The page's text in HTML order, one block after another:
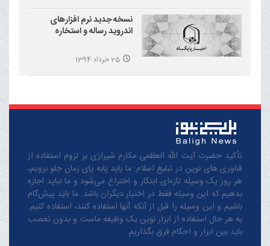
نسخه جدید نرم افزارهای
اندروید رساله و استخاره
25 خرداد 1394
تأکید حضرت آیت الله العظمی مکارم شیرازی بر لزوم استفاده از
فناوری های نوین در تبلیغ اسلام: ما باید پابه پای زمان جلو برویم،
هر روز یک وسیله تازه‌ای ابتکار و اختراع می‌شود و ما نباید اجازه
بدهیم که این وسیله فقط در اختیار دیگران باشد. ما باید پیش‌گام
باشیم و این وسیله را قبل از آنکه آنها استفاده کنند، استفاده کنیم.
به هر حال استفاده از ابزار نوین یک وظیفه ماست و بدون تعصب
باید بین ابزار و احکام فرق بگذاریم.